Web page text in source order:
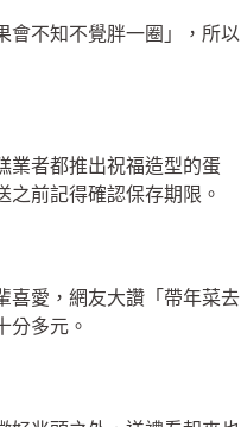
會不知不覺胖一圈」，所以
業者都推出祝福造型的蛋
前記得確認保存期限。
喜愛，網友大讚「帶年菜去
分多元。